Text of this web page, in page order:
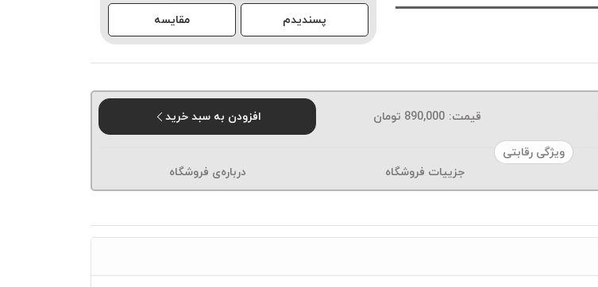
پسندیدم
مقایسه
قیمت: 890,000 تومان
افزودن به سبد خرید
ویژگی رقابتی
جزییات فروشگاه درباره‌ی فروشگاه